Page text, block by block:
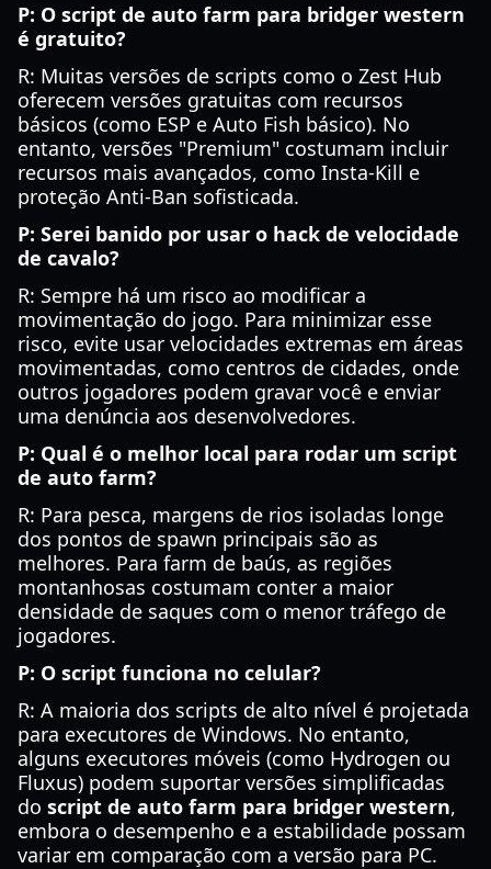
P: O script de auto farm para bridger western
é gratuito?
R: Muitas versões de scripts como o Zest Hub
oferecem versões gratuitas com recursos
básicos (como ESP e Auto Fish básico). No
entanto, versões "Premium" costumam incluir
recursos mais avançados, como Insta-Kill e
proteção Anti-Ban sofisticada.
P: Serei banido por usar o hack de velocidade
de cavalo?
R: Sempre há um risco ao modificar a
movimentação do jogo. Para minimizar esse
risco, evite usar velocidades extremas em áreas
movimentadas, como centros de cidades, onde
outros jogadores podem gravar você e enviar
uma denúncia aos desenvolvedores.
P: Qual é o melhor local para rodar um script
de auto farm?
R: Para pesca, margens de rios isoladas longe
dos pontos de spawn principais são as
melhores. Para farm de baús, as regiões
montanhosas costumam conter a maior
densidade de saques com o menor tráfego de
jogadores.
P: O script funciona no celular?
R: A maioria dos scripts de alto nível é projetada
para executores de Windows. No entanto,
alguns executores móveis (como Hydrogen ou
Fluxus) podem suportar versões simplificadas
do script de auto farm para bridger western,
embora o desempenho e a estabilidade possam
variar em comparação com a versão para PC.